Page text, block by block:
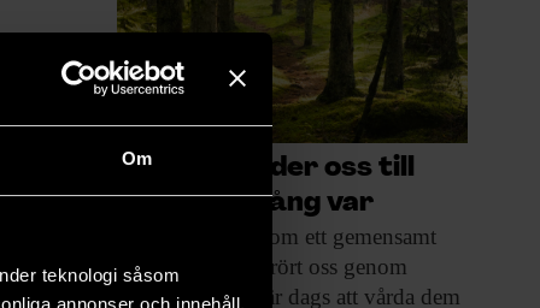
Om
teknologi såsom
annonser och innehåll,
Stigarna leder oss till
dem vi en gång var
Stigar fungerar som ett gemensamt
minne av hur vi rört oss genom
landskapet. Det är dags att vårda dem